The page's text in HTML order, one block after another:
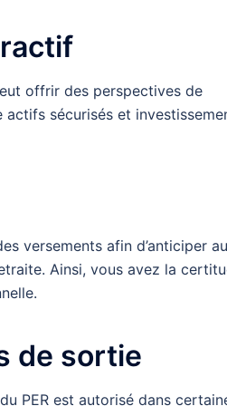
offrir des perspectives de
sécurisés et
versements afin d’anticiper au
Ainsi, vous avez la
de sortie
PER est autorisé dans